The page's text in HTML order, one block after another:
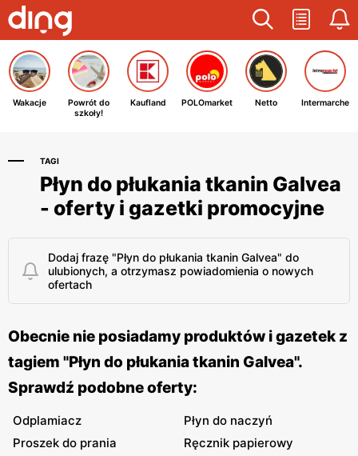
Wakacje
Powrót do
szkoły!
Kaufland POLOmarket Netto Intermarche
TAGI
Płyn do płukania tkanin Galvea
- oferty i gazetki promocyjne
Dodaj frazę "Płyn do płukania tkanin Galvea" do
ulubionych, a otrzymasz powiadomienia o nowych
ofertach
Obecnie nie posiadamy produktów i gazetek z
tagiem "Płyn do płukania tkanin Galvea".
Sprawdź podobne oferty:
Odplamiacz
Płyn do naczyń
Proszek do prania
Ręcznik papierowy